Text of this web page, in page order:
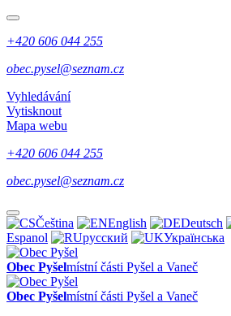
+420 606 044 255
obec.pysel@seznam.cz
Vyhledávání
Vytisknout
Mapa webu
+420 606 044 255
obec.pysel@seznam.cz
Čeština English Deutsch
Espanol
русский Українська
Obec Pyšelmístní části Pyšel a Vaneč
Obec Pyšelmístní části Pyšel a Vaneč